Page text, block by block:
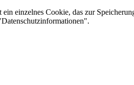
einzelnes Cookie, das zur